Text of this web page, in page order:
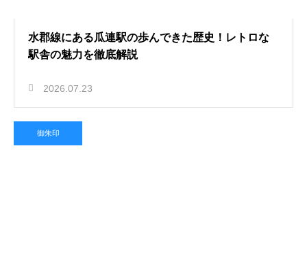
水郡線にある瓜連駅の歩んできた歴史！レトロな
駅舎の魅力を徹底解説
2026.07.23
御朱印